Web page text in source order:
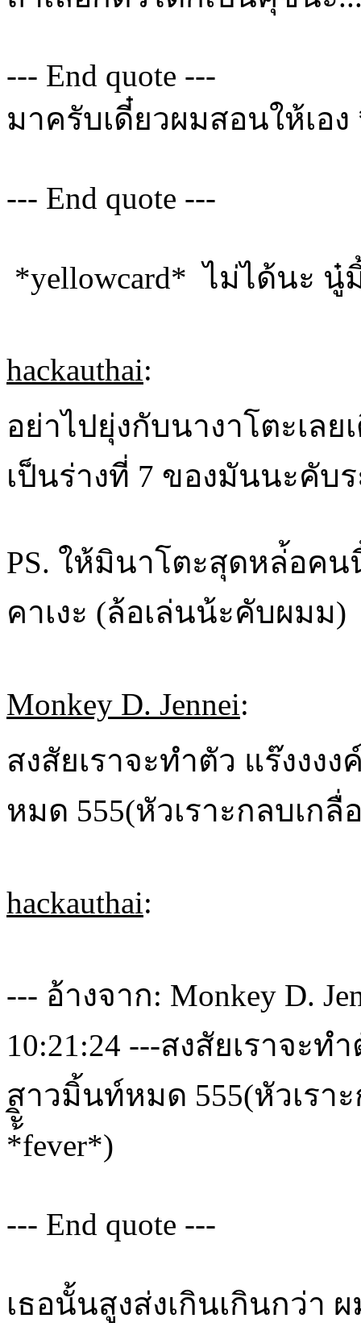
--- End quote ---
มาครับเดี๋ยวผมสอนให้เอ
--- End quote ---
*yellowcard* ไม่ได้นะ นู๋
hackauthai:
อย่าไปยุ่งกับนางาโตะเล
เป็นร่างที่ 7 ของมันนะคับร
PS. ให้มินาโตะสุดหล่้อค
คาเงะ (ล้อเล่นน้ะคับผมม
Monkey D. Jennei:
สงสัยเราจะทำตัว แร๊งงง
หมด 555(หัวเราะกลบเก
hackauthai:
--- อ้างจาก: Monkey D.
10:21:24 ---สงสัยเราจะท
สาวมิ้นท์หมด 555(หัวเรา
*้ัิfever*)
--- End quote ---
เธอนั้นสูงส่งเกินเกินกว่า